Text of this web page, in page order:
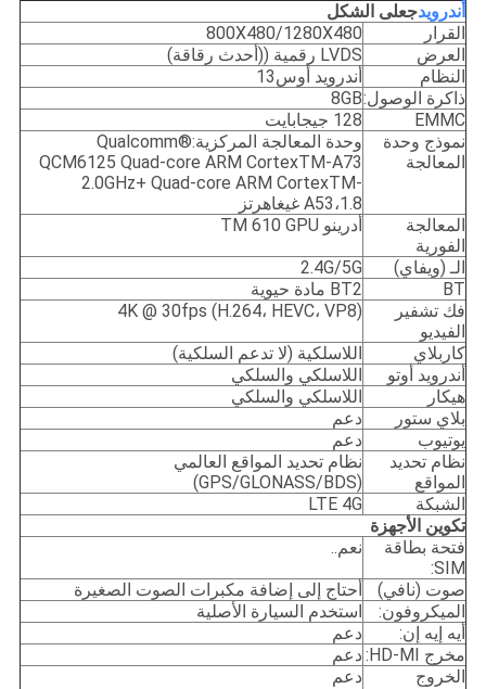
أندرويدجعلى الشكل
القرار
800X480/1280X480
العرض
LVDS رقمية ((أحدث رقاقة)
النظام
أندرويد أوس13
ذاكرة الوصول:8GB
EMMC
128 جيجابايت
نموذج وحدة
المعالجة
وحدة المعالجة المركزية:Qualcomm®
QCM6125 Quad-core ARM CortexTM-A73
2.0GHz+ Quad-core ARM CortexTM-
A53،1.8 غيغاهرتز
المعالجة
الفورية
أدرينو TM 610 GPU
الـ (ويفاي)
2.4G/5G
BT
BT2 مادة حيوية
فك تشفير
الفيديو
4K @ 30fps (H.264، HEVC، VP8)
كاربلاي
اللاسلكية (لا تدعم السلكية)
أندرويد أوتو
اللاسلكي والسلكي
هيكار
اللاسلكي والسلكي
بلاي ستور
دعم
يوتيوب
دعم
نظام تحديد
المواقع
نظام تحديد المواقع العالمي
(GPS/GLONASS/BDS)
الشبكة
LTE 4G
تكوين الأجهزة
فتحة بطاقة
SIM:
نعم..
صوت (نافي)
أحتاج إلى إضافة مكبرات الصوت الصغيرة
الميكروفون:
استخدم السيارة الأصلية
أيه إيه إن:
دعم
مخرج HD-MI:
دعم
الخروج
دعم